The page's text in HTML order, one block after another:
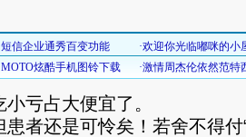
小亏占大便宜了。
还是可怜矣！若舍不得付